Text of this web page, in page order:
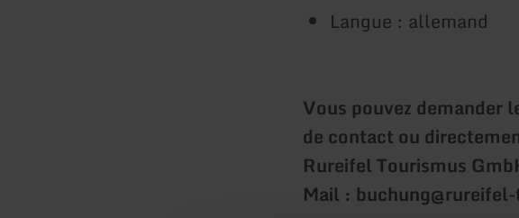
Langue : allemand
Vous pouvez demander
de contact ou
Rureifel Tourismus
Mail :